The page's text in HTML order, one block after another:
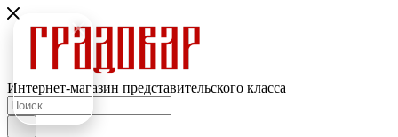
Интернет-магазин представительского класса